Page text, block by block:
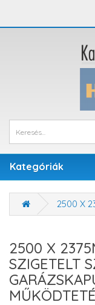
Kategóriák
2500 X 2375MM
2500 X
SZIGETELT